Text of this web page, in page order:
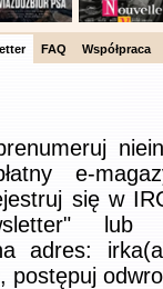
FAQ Współpraca
e-
się w
adres:
postępuj